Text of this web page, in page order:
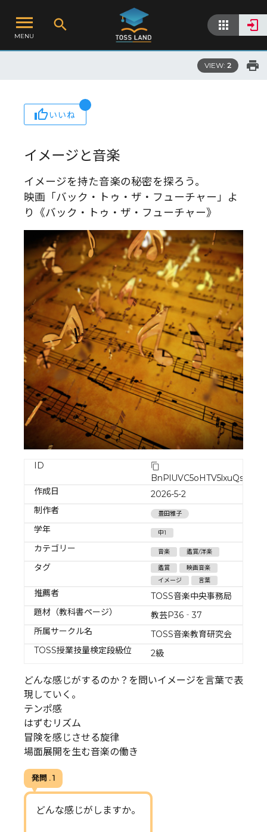
MENU
VIEW: 2
いいね
イメージと音楽
イメージを持た音楽の秘密を探ろう。
映画「バック・トゥ・ザ・フューチャー」よ
り《バック・トゥ・ザ・フューチャー》
ID
BnPlUVC5oHTV5lxuQs7c
作成日
2026-5-2
制作者
豊田雅子
学年 中1
カテゴリー 音楽 鑑賞/洋楽
タグ 鑑賞
映画音楽
イメージ
言葉
推薦者
TOSS音楽中央事務局
題材（教科書ページ）
教芸P36‐37
所属サークル名
TOSS音楽教育研究会
TOSS授業技量検定段級位
2級
どんな感じがするのか？を問いイメージを言葉で表
現していく。
テンポ感
はずむリズム
冒険を感じさせる旋律
場面展開を生む音楽の働き
発問 . 1
どんな感じがしますか。